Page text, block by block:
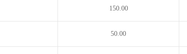
150.00
50.00